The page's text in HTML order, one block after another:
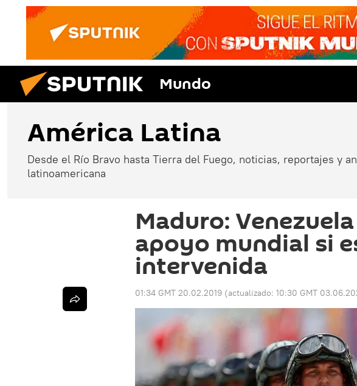
Mundo
América Latina
Desde el Río Bravo hasta Tierra del Fuego, noticias, reportajes y
latinoamericana
Maduro:
apoyo mundial si
intervenida
01:34 GMT 20.02.2019 (actualizado: 10:30 GMT